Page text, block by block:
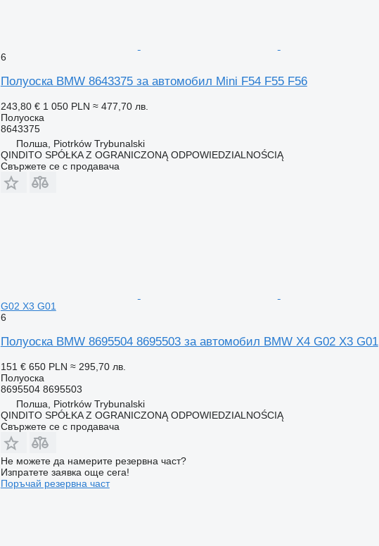
6
Полуоска BMW 8643375 за автомобил Mini F54 F55 F56
243,80 € 1 050 PLN ≈ 477,70 лв.
Полуоска
8643375
Полша, Piotrków Trybunalski
QINDITO SPÓŁKA Z OGRANICZONĄ ODPOWIEDZIALNOŚCIĄ
Свържете се с продавача
G02 X3 G01
6
Полуоска BMW 8695504 8695503 за автомобил BMW X4 G02 X3 G01
151 € 650 PLN ≈ 295,70 лв.
Полуоска
8695504 8695503
Полша, Piotrków Trybunalski
QINDITO SPÓŁKA Z OGRANICZONĄ ODPOWIEDZIALNOŚCIĄ
Свържете се с продавача
Не можете да намерите резервна част?
Изпратете заявка още сега!
Поръчай резервна част